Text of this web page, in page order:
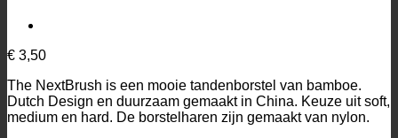
€ 3,50
The NextBrush is een mooie tandenborstel van bamboe.
Dutch Design en duurzaam gemaakt in China. Keuze uit soft,
medium en hard. De borstelharen zijn gemaakt van nylon.